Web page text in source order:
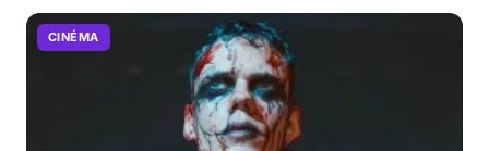
CINÉMA